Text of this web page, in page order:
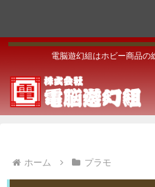
電脳遊幻組はホビー商品の
ホーム プラモ